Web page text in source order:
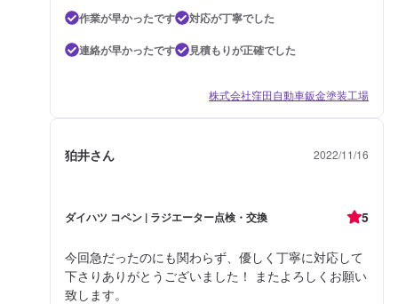
作業が早かったです
対応が丁寧でした
連絡が早かったです
見積もりが正確でした
株式会社窪田自動車鈑金塗装工場
狛井さん 2022/11/16
ダイハツ コペン | ラジエーター点検・交換 5
今回急だったのにも関わらず、優しく丁寧に対応して
下さりありがとうございました！ またよろしくお願い
致します。